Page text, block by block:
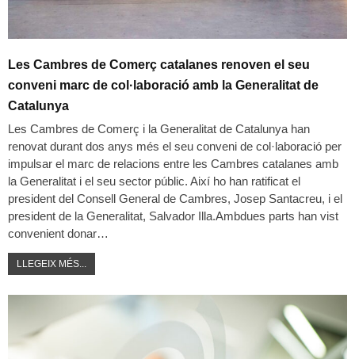
Les Cambres de Comerç catalanes renoven el seu
conveni marc de col·laboració amb la Generalitat de
Catalunya
Les Cambres de Comerç i la Generalitat de Catalunya han
renovat durant dos anys més el seu conveni de col·laboració per
impulsar el marc de relacions entre les Cambres catalanes amb
la Generalitat i el seu sector públic. Així ho han ratificat el
president del Consell General de Cambres, Josep Santacreu, i el
president de la Generalitat, Salvador Illa.Ambdues parts han vist
convenient donar…
LLEGEIX MÉS...